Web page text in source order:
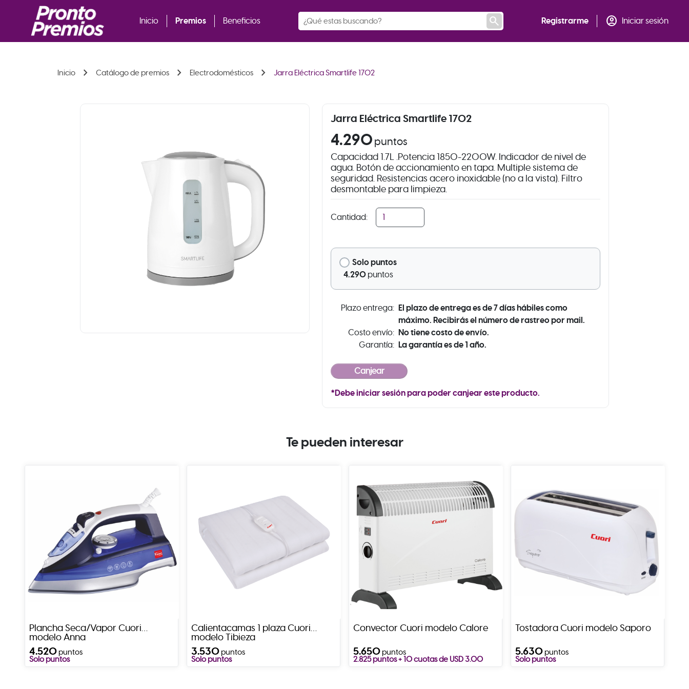
Inicio Premios Beneficios search Registrarme account_circle Iniciar sesión
Inicio chevron_right Catálogo de premios chevron_right Electrodomésticos chevron_right Jarra Eléctrica Smartlife 1702
Jarra Eléctrica Smartlife 1702
4.290 puntos
Capacidad 1.7L .Potencia 1850-2200W. Indicador de nivel de
agua. Botón de accionamiento en tapa. Multiple sistema de
seguridad. Resistencias acero inoxidable (no a la vista). Filtro
desmontable para limpieza.
Cantidad:
Solo puntos
4.290 puntos
Plazo entrega: El plazo de entrega es de 7 días hábiles como
máximo. Recibirás el número de rastreo por mail.
Costo envío: No tiene costo de envío.
Garantía: La garantía es de 1 año.
*Debe iniciar sesión para poder canjear este producto.
Te pueden interesar
Plancha Seca/Vapor Cuori
modelo Anna
4.520puntos
Solo puntos
Calientacamas 1 plaza Cuori
modelo Tibieza
3.530puntos
Solo puntos
Convector Cuori modelo Calore
5.650puntos
2.825 puntos + 10 cuotas de USD 3.00
Tostadora Cuori modelo Saporo
5.630puntos
Solo puntos